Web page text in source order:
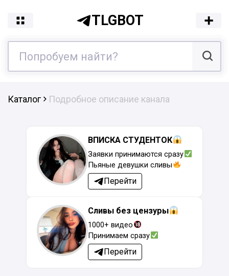
TLGBOT
Каталог Подробное описание канала
ВПИСКА СТУДЕНТОК
Заявки принимаются сразу
Пьяные девушки сливы
Перейти
Сливы без цензуры
1000+ видео
Принимаем сразу
Перейти